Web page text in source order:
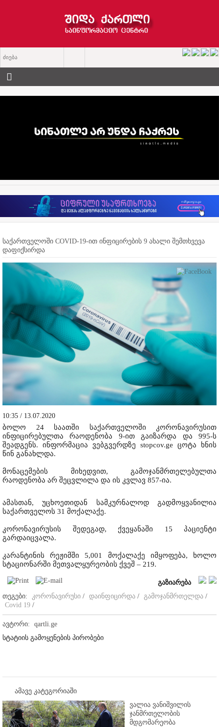
საქართველოში COVID-19-ით ინფიცირების 9 ახალი შემთხვევა
დაფიქსირდა
10:35 / 13.07.2020
ბოლო 24 საათში საქართველოში კორონავირუსით
ინფიცირებულთა რაოდენობა 9-ით გაიზარდა და 995-ს
შეადგენს. ინფორმაცია ვებგვერდზე stopcov.ge ცოტა ხნის
წინ განახლდა.
მონაცემების მიხედვით, გამოჯანმრთელებულთა
რაოდენობა არ შეცვლილა და ის კვლავ 857-ია.
ამასთან, უცხოეთიდან სამკურნალოდ გადმოყვანილია
საქართველოს 31 მოქალაქე.
კორონავირუსის შედეგად, ქვეყანაში 15 პაციენტი
გარდაიცვალა.
კარანტინის რეჟიმში 5,001 მოქალაქე იმყოფება, ხოლო
სტაციონარში მეთვალყურეობის ქვეშ – 219.
გაზიარება
თეგები:
კორონავირუსი / დაინფიცირდა / გამოჯანმრთელდა /
Covid 19 /
ავტორი:
qartli.ge
სტატიის გამოყენების პირობები
ამავე კატეგორიაში
ვალია ვანიშვილის
ჯანმრთელობის
მდგომარეობა